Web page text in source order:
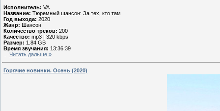
Исполнитель: VA
Название: Тюремный шансон: За тех, кто там
Год выхода: 2020
Жанр: Шансон
Количество треков: 200
Качество: mp3 | 320 kbps
Размер: 1.84 GB
Время звучания: 13:36:39
Читать дальше »
Горячие новинки. Осень (2020)